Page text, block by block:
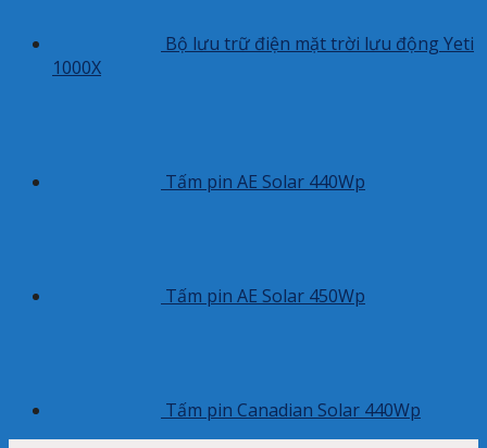
Bộ lưu trữ điện mặt trời lưu động Yeti
1000X
Tấm pin AE Solar 440Wp
Tấm pin AE Solar 450Wp
Tấm pin Canadian Solar 440Wp